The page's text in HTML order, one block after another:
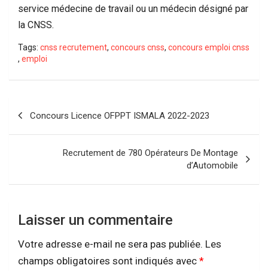
service médecine de travail ou un médecin désigné par
la CNSS.
Tags: cnss recrutement, concours cnss, concours emploi cnss
, emploi
Concours Licence OFPPT ISMALA 2022-2023
Recrutement de 780 Opérateurs De Montage
d’Automobile
Laisser un commentaire
Votre adresse e-mail ne sera pas publiée. Les
champs obligatoires sont indiqués avec *